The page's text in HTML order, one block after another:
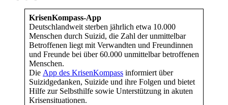
KrisenKompass-App
Deutschlandweit sterben jährlich etwa 10.000
Menschen durch Suizid, die Zahl der unmittelbar
Betroffenen liegt mit Verwandten und Freundinnen
und Freunde bei über 60.000 unmittelbar betroffenen
Menschen.
Die App des KrisenKompass informiert über
Suizidgedanken, Suizide und ihre Folgen und bietet
Hilfe zur Selbsthilfe sowie Unterstützung in akuten
Krisensituationen.